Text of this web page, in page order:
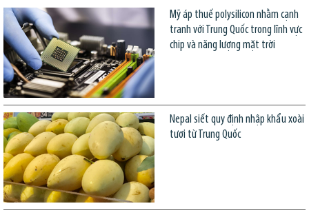
Mỹ áp thuế polysilicon nhằm cạnh
tranh với Trung Quốc trong lĩnh vực
chip và năng lượng mặt trời
Nepal siết quy định nhập khẩu xoài
tươi từ Trung Quốc